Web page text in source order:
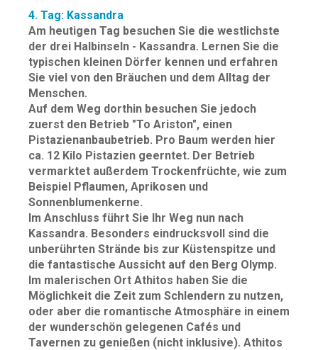
4. Tag: Kassandra
Am heutigen Tag besuchen Sie die westlichste
der drei Halbinseln - Kassandra. Lernen Sie die
typischen kleinen Dörfer kennen und erfahren
Sie viel von den Bräuchen und dem Alltag der
Menschen.
Auf dem Weg dorthin besuchen Sie jedoch
zuerst den Betrieb "To Ariston", einen
Pistazienanbaubetrieb. Pro Baum werden hier
ca. 12 Kilo Pistazien geerntet. Der Betrieb
vermarktet außerdem Trockenfrüchte, wie zum
Beispiel Pflaumen, Aprikosen und
Sonnenblumenkerne.
Im Anschluss führt Sie Ihr Weg nun nach
Kassandra. Besonders eindrucksvoll sind die
unberührten Strände bis zur Küstenspitze und
die fantastische Aussicht auf den Berg Olymp.
Im malerischen Ort Athitos haben Sie die
Möglichkeit die Zeit zum Schlendern zu nutzen,
oder aber die romantische Atmosphäre in einem
der wunderschön gelegenen Cafés und
Tavernen zu genießen (nicht inklusive). Athitos